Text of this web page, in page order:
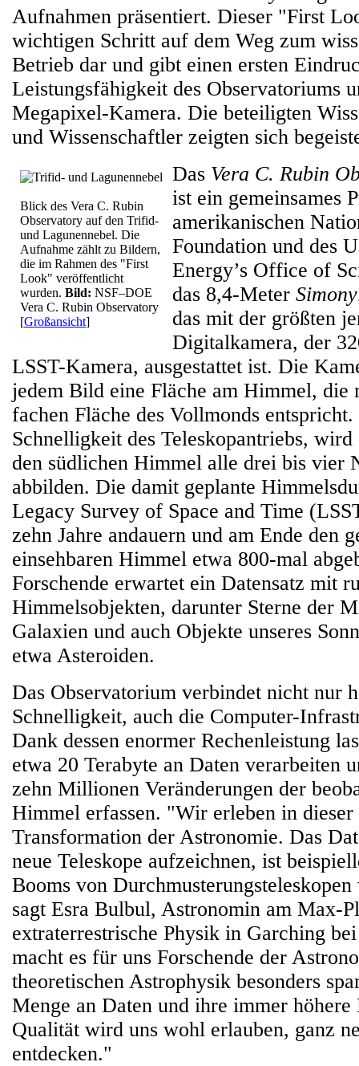
Aufnahmen präsentiert. Dieser "First
wichtigen Schritt auf dem Weg zum
Betrieb dar und gibt einen ersten
Leistungsfähigkeit des Observatoriums
Megapixel-Kamera. Die beteiligten
und Wissenschaftler zeigten sich
Blick des Vera C. Rubin
Observatory auf den Trifid-
und Lagunennebel. Die
Aufnahme zählt zu Bildern,
die im Rahmen des "First
Look" veröffentlicht
wurden. Bild: NSF–DOE
Vera C. Rubin Observatory
[Großansicht]
Das Vera C. Rubin
ist ein gemeinsames
amerikanischen
Foundation und des
Energy’s Office of
das 8,4-Meter
das mit der größten
Digitalkamera, der
LSST-Kamera, ausgestattet ist. Die
jedem Bild eine Fläche am Himmel, die
fachen Fläche des Vollmonds
Schnelligkeit des Teleskopantriebs,
den südlichen Himmel alle drei bis vier
abbilden. Die damit geplante
Legacy Survey of Space and Time
zehn Jahre andauern und am Ende den
einsehbaren Himmel etwa 800-mal
Forschende erwartet ein Datensatz mit
Himmelsobjekten, darunter Sterne der
Galaxien und auch Objekte unseres
etwa Asteroiden.
Das Observatorium verbindet nicht nur
Schnelligkeit, auch die Computer-
Dank dessen enormer Rechenleistung
etwa 20 Terabyte an Daten verarbeiten
zehn Millionen Veränderungen der
Himmel erfassen. "Wir erleben in dieser
Transformation der Astronomie. Das
neue Teleskope aufzeichnen, ist
Booms von
sagt Esra Bulbul, Astronomin am Max-
extraterrestrische Physik in Garching
macht es für uns Forschende der
theoretischen Astrophysik besonders
Menge an Daten und ihre immer höhere
Qualität wird uns wohl erlauben, ganz
entdecken."